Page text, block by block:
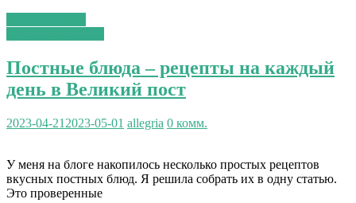
Постные блюда – рецепты на каждый
день в Великий пост
2023-04-21 2023-05-01 allegria 0 комм.
У меня на блоге накопилось несколько простых рецептов
вкусных постных блюд. Я решила собрать их в одну статью.
Это проверенные